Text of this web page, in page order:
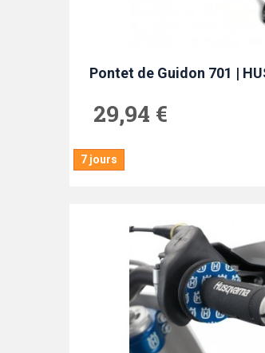
Pontet de Guidon 701 |
29,94 €
7 jours